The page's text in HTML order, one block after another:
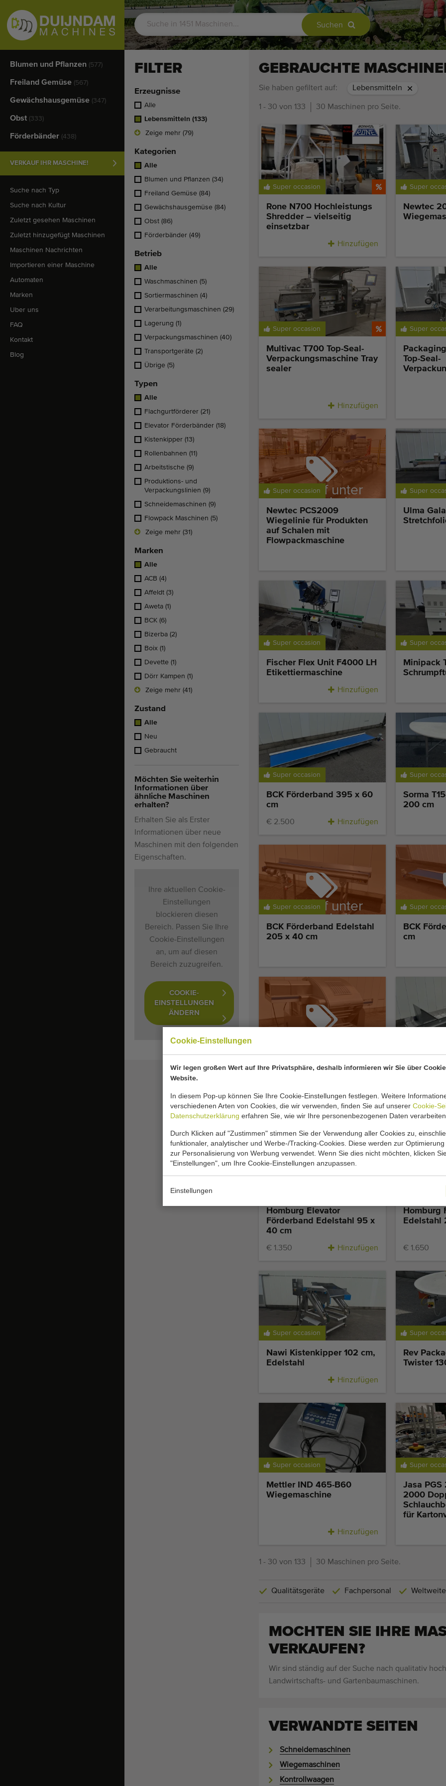
Cookie-Einstellungen
Wir legen großen Wert auf Ihre Privatsphäre, deshalb informieren wir Sie über
Website.
In diesem Pop-up können Sie Ihre Cookie-Einstellungen festlegen. Weitere
verschiedenen Arten von Cookies, die wir verwenden, finden Sie auf unserer Cookie-
Datenschutzerklärung erfahren Sie, wie wir Ihre personenbezogenen Daten verarbeiten.
Durch Klicken auf "Zustimmen" stimmen Sie der Verwendung aller Cookies zu,
funktionaler, analytischer und Werbe-/Tracking-Cookies. Diese werden zur
zur Personalisierung von Werbung verwendet. Wenn Sie dies nicht möchten, klicken
"Einstellungen", um Ihre Cookie-Einstellungen anzupassen.
Einstellungen
Blumen und Pflanzen (577)
Freiland Gemüse (567)
Gewächshausgemüse (347)
Obst (333)
Förderbänder (438)
VERKAUF IHR MASCHINE!
Suche nach Typ
Suche nach Kultur
Zuletzt gesehen Maschinen
Zuletzt hinzugefügt Maschinen
Maschinen Nachrichten
Importieren einer Maschine
Automaten
Marken
Uber uns
FAQ
Kontakt
Blog
Suchen
FILTER
Erzeugnisse
Alle
Lebensmitteln (133)
Zeige mehr (79)
Kategorien
Alle
Blumen und Pflanzen (34)
Freiland Gemüse (84)
Gewächshausgemüse (84)
Obst (86)
Förderbänder (49)
Betrieb
Alle
Waschmaschinen (5)
Sortiermaschinen (4)
Verarbeitungsmaschinen (29)
Lagerung (1)
Verpackungsmaschinen (40)
Transportgeräte (2)
Übrige (5)
Typen
Alle
Flachgurtförderer (21)
Elevator Förderbänder (18)
Kistenkipper (13)
Rollenbahnen (11)
Arbeitstische (9)
Produktions- und
Verpackungslinien (9)
Schneidemaschinen (9)
Flowpack Maschinen (5)
Zeige mehr (31)
Marken
Alle
ACB (4)
Affeldt (3)
Aweta (1)
BCK (6)
Bizerba (2)
Boix (1)
Devette (1)
Dörr Kampen (1)
Zeige mehr (41)
Zustand
Alle
Neu
Gebraucht
Möchten Sie weiterhin
Informationen über
ähnliche Maschinen
erhalten?
Erhalten Sie als Erster
Informationen über neue
Maschinen mit den folgenden
Eigenschaften.
Ihre aktuellen Cookie-
Einstellungen
blockieren diesen
Bereich. Passen Sie Ihre
Cookie-Einstellungen
an, um auf diesen
Bereich zuzugreifen.
COOKIE-
EINSTELLUNGEN
ÄNDERN
GEBRAUCHTE
Sie haben gefiltert auf: Lebensmitteln
1 - 30 von 133 30 Maschinen pro Seite.
Super occasion
Rone N700 Hochleistungs
Shredder – vielseitig
einsetzbar
Hinzufügen
Super
Newtec
Super occasion
Multivac T700 Top-Seal-
Verpackungsmaschine Tray
sealer
Hinzufügen
Super
Top-Seal-
Super occasion
Verkauf unter
Vorbehalt
Newtec PCS2009
Wiegelinie für Produkten
auf Schalen mit
Flowpackmaschine
Super
Ulma
Super occasion
Fischer Flex Unit F4000 LH
Etikettiermaschine
Hinzufügen
Super
Minipack
Super occasion
BCK Förderband 395 x 60
cm
€ 2.500 Hinzufügen
Super
Sorma
200 cm
Super occasion
Verkauf unter
Vorbehalt
BCK Förderband Edelstahl
205 x 40 cm
Super
BCK
cm
Vorbehalt
75 B
€ 3.500
Homburg Elevator
Förderband Edelstahl 95 x
40 cm
€ 1.350 Hinzufügen
Super
Homburg
Edelstahl
€ 1.650
Super occasion
Nawi Kistenkipper 102 cm,
Edelstahl
Hinzufügen
Super
Rev
Twister
Super occasion
Mettler IND 465-B60
Wiegemaschine
Hinzufügen
Super
Jasa PGS
2000
für
1 - 30 von 133 30 Maschinen pro Seite.
Qualitätsgeräte Fachpersonal
MOCHTEN SIE IHRE
VERKAUFEN?
Wir sind ständig auf der Suche nach qualitativ
Landwirtschafts- und Gartenbaumaschinen.
VERWANDTE SEITEN
Schneidemaschinen
Wiegemaschinen
Kontrollwaagen